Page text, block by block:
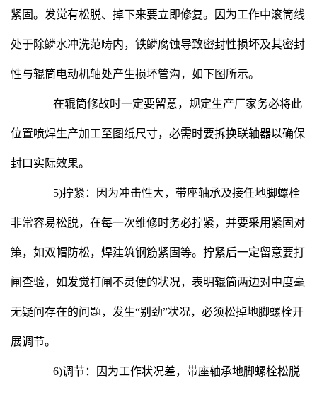
紧固。发觉有松脱、掉下来要立即修复。因为工作中滚筒线
处于除鳞水冲洗范畴内，铁鳞腐蚀导致密封性损坏及其密封
性与辊筒电动机轴处产生损坏管沟，如下图所示。
在辊筒修故时一定要留意，规定生产厂家务必将此
位置喷焊生产加工至图纸尺寸，必需时要拆换联轴器以确保
封口实际效果。
5)拧紧：因为冲击性大，带座轴承及接任地脚螺栓
非常容易松脱，在每一次维修时务必拧紧，并要采用紧固对
策，如双帽防松，焊建筑钢筋紧固等。拧紧后一定留意要打
闸查验，如发觉打闸不灵便的状况，表明辊筒两边对中度毫
无疑问存在的问题，发生“别劲”状况，必须松掉地脚螺栓开
展调节。
6)调节：因为工作状况差，带座轴承地脚螺栓松脱